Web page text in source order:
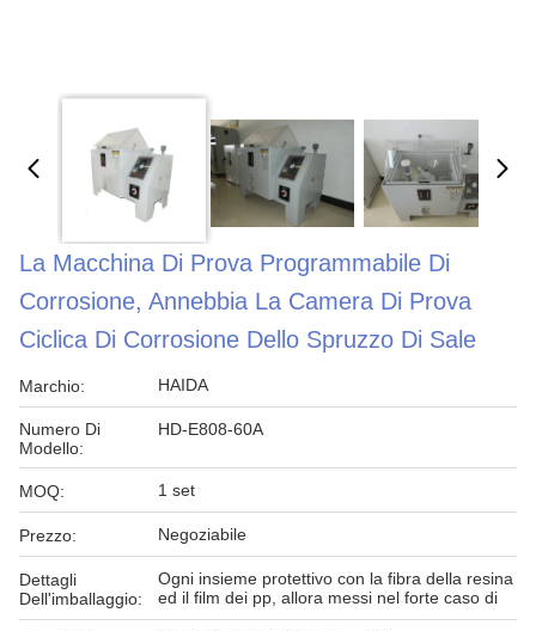
La Macchina Di Prova Programmabile Di
Corrosione, Annebbia La Camera Di Prova
Ciclica Di Corrosione Dello Spruzzo Di Sale
Marchio: HAIDA
Numero Di
Modello:
HD-E808-60A
MOQ: 1 set
Prezzo: Negoziabile
Dettagli
Dell'imballaggio:
Ogni insieme protettivo con la fibra della resina
ed il film dei pp, allora messi nel forte caso di